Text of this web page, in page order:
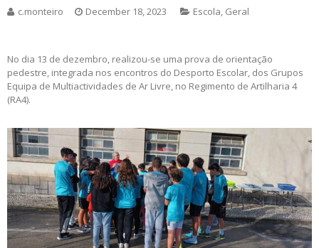
c.monteiro December 18, 2023 Escola, Geral
No dia 13 de dezembro, realizou-se uma prova de orientação
pedestre, integrada nos encontros do Desporto Escolar, dos Grupos
Equipa de Multiactividades de Ar Livre, no Regimento de Artilharia 4
(RA4).